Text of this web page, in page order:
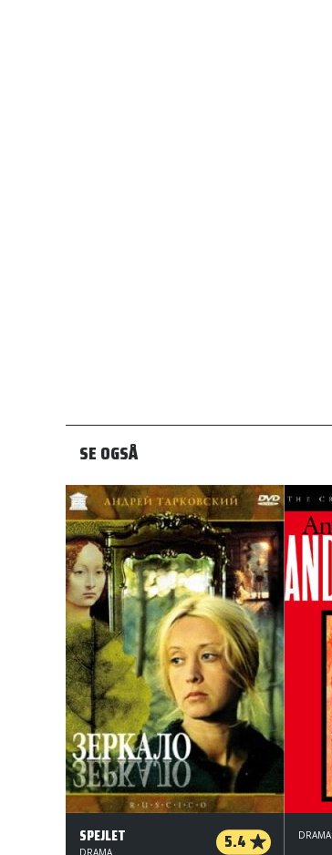
SE OGSÅ
SPEJLET 5.4
DRAMA
DRAMA